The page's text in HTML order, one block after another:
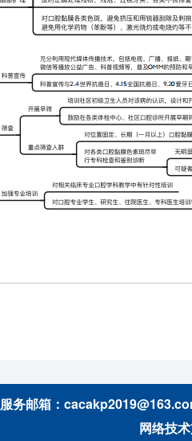
服务邮箱：
网络技